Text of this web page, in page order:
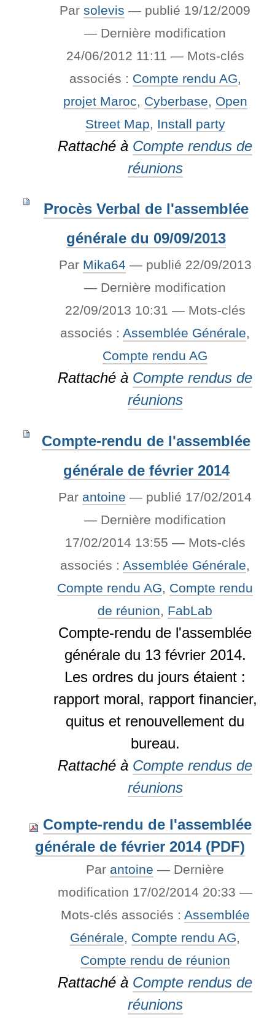
Parsolevis — publié 19/12/2009
— Dernière modification
24/06/2012 11:11 — Mots-clés
associés : Compte rendu AG,
projet Maroc, Cyberbase, Open
Street Map, Install party
Rattaché à Compte rendus de
réunions
Procès Verbal de l'assemblée
générale du 09/09/2013
Par Mika64 — publié 22/09/2013
— Dernière modification
22/09/2013 10:31 — Mots-clés
associés :Assemblée Générale,
Compte rendu AG
Rattaché à Compte rendus de
réunions
Compte-rendu de l'assemblée
générale de février 2014
Par antoine — publié 17/02/2014
— Dernière modification
17/02/2014 13:55 — Mots-clés
associés :Assemblée Générale,
Compte rendu AG, Compte rendu
de réunion, FabLab
Compte-rendu de l'assemblée
générale du 13 février 2014.
Les ordres du jours étaient :
rapport moral, rapport financier,
quitus et renouvellement du
bureau.
Rattaché à Compte rendus de
réunions
Compte-rendu de l'assemblée
générale de février 2014 (PDF)
Par antoine — Dernière
modification 17/02/2014 20:33—
Mots-clés associés : Assemblée
Générale, Compte rendu AG,
Compte rendu de réunion
Rattaché à Compte rendus de
réunions